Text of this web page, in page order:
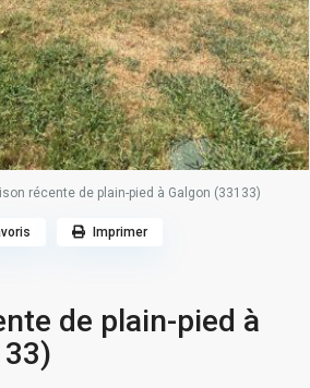
récente de plain-pied à Galgon (33133)
de plain-pied à
Imprimer